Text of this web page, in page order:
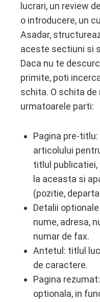
lucrari, un review
o introducere, un
Asadar,
aceste sectiuni si
Daca nu te
primite, poti
schita. O schita
urmatoarele parti:
Pagina pre-
articolului
titlul
la aceasta si
(pozitie,
Detalii
nume, adresa,
numar de fax.
Antetul: titlul
de caractere.
Pagina
optionala, in